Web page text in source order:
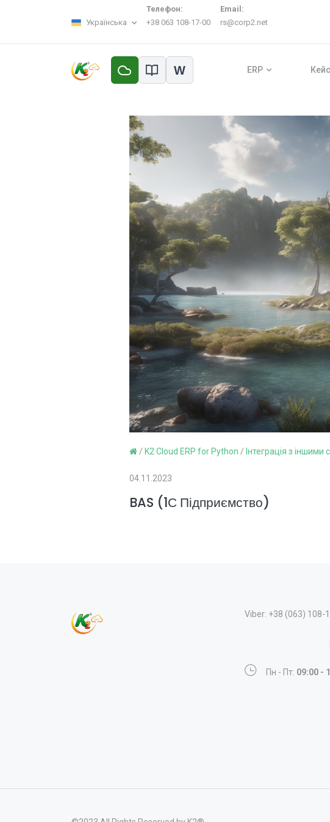
Українська
Телефон:
+38 063 108-17-00
Email:
rs@corp2.net
W ERP
/ K2 Cloud ERP for Python / Інтеграція з іншими
04.11.2023
BAS (1С Підприємство)
Viber: +38 (063) 108-
Пн - Пт: 09:00 -